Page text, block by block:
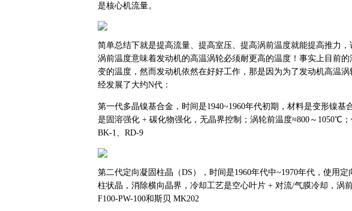
是核心机流量。
简单总结下就是提高流量、提高室压、提高涡前温度就能提高推力
涡前温度意味着发动机的高温涡轮必须耐更高的温度！事实上目前
变的温度，然而发动机依然在好好工作，那是因为为了发动机高温
经发展了大约N代：
第一代多晶镍基合金，时间是1940~1960年代初期，材料是变形镍基
是固溶强化 + 碳化物强化，无晶界控制；涡轮前温度≈800～1050℃；
BK-1、RD-9
第二代定向凝固柱晶（DS），时间是1960年代中~1970年代，使用
柱状晶，消除横向晶界，冷却工艺是空心叶片 + 对流/气膜冷却，涡
F100-PW-100和斯贝 MK202